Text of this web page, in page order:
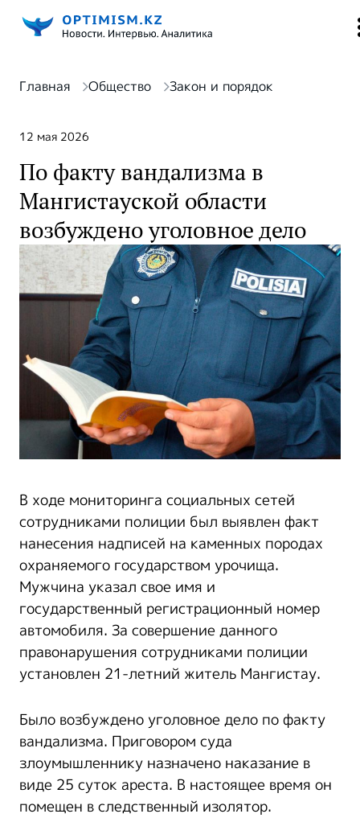
Главная Общество Закон и порядок
12 мая 2026
По факту вандализма в
Мангистауской области
возбуждено уголовное дело
В ходе мониторинга социальных сетей
сотрудниками полиции был выявлен факт
нанесения надписей на каменных породах
охраняемого государством урочища.
Мужчина указал свое имя и
государственный регистрационный номер
автомобиля. За совершение данного
правонарушения сотрудниками полиции
установлен 21-летний житель Мангистау.
Было возбуждено уголовное дело по факту
вандализма. Приговором суда
злоумышленнику назначено наказание в
виде 25 суток ареста. В настоящее время он
помещен в следственный изолятор.